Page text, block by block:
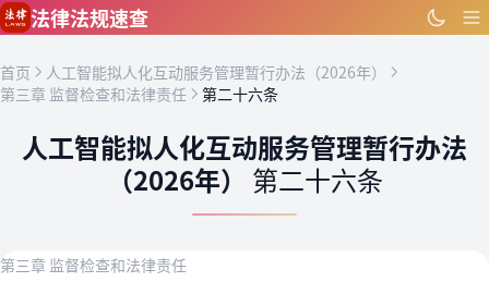
跳到主要内容
法律法规速查
首页
人工智能拟人化互动服务管理暂行办法（2026年）
第三章 监督检查和法律责任
第二十六条
人工智能拟人化互动服务管理暂行办法
（2026年） 第二十六条
第三章 监督检查和法律责任